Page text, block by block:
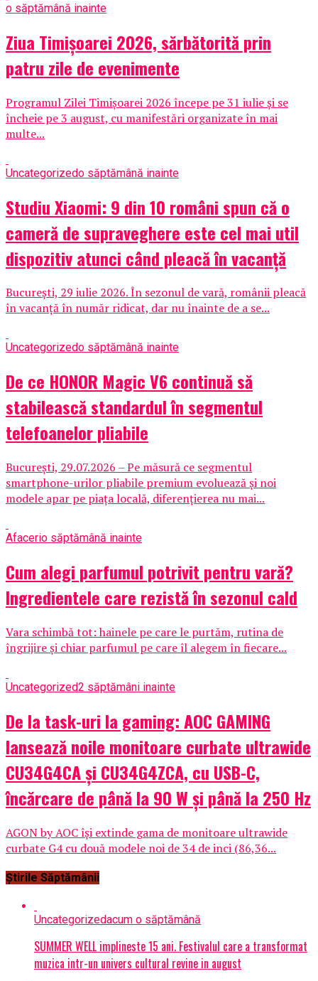
o săptămână inainte
Ziua Timișoarei 2026, sărbătorită prin
patru zile de evenimente
Programul Zilei Timișoarei 2026 începe pe 31 iulie și se
încheie pe 3 august, cu manifestări organizate în mai
multe...
Uncategorizedo săptămână inainte
Studiu Xiaomi: 9 din 10 români spun că o
cameră de supraveghere este cel mai util
dispozitiv atunci când pleacă în vacanță
București, 29 iulie 2026. În sezonul de vară, românii pleacă
în vacanță în număr ridicat, dar nu înainte de a se...
Uncategorizedo săptămână inainte
De ce HONOR Magic V6 continuă să
stabilească standardul în segmentul
telefoanelor pliabile
București, 29.07.2026 – Pe măsură ce segmentul
smartphone-urilor pliabile premium evoluează și noi
modele apar pe piața locală, diferențierea nu mai...
Afacerio săptămână inainte
Cum alegi parfumul potrivit pentru vară?
Ingredientele care rezistă în sezonul cald
Vara schimbă tot: hainele pe care le purtăm, rutina de
îngrijire și chiar parfumul pe care îl alegem în fiecare...
Uncategorized2 săptămâni inainte
De la task-uri la gaming: AOC GAMING
lansează noile monitoare curbate ultrawide
CU34G4CA și CU34G4ZCA, cu USB-C,
încărcare de până la 90 W și până la 250 Hz
AGON by AOC își extinde gama de monitoare ultrawide
curbate G4 cu două modele noi de 34 de inci (86,36...
Știrile Săptămânii
Uncategorizedacum o săptămână
SUMMER WELL implineste 15 ani. Festivalul care a transformat
muzica intr-un univers cultural revine in august